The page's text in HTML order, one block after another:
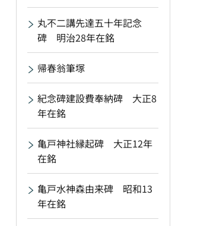
丸不二講先達五十年記念
碑 明治28年在銘
帰春翁筆塚
紀念碑建設費奉納碑 大正8
年在銘
亀戸神社縁起碑 大正12年
在銘
亀戸水神森由来碑 昭和13
年在銘